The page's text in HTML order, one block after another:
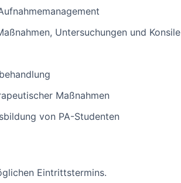
Untersuchungen und Konsile
Maßnahmen
von PA-Studenten
Eintrittstermins.